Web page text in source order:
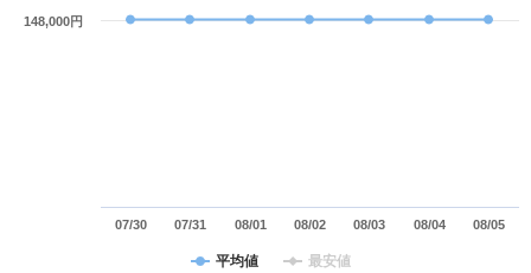
平均値 最安値
07/30 07/31 08/01 08/02 08/03 08/04 08/05
148,000円